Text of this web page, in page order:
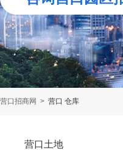
营口招商网 > 营口 仓库
营口土地